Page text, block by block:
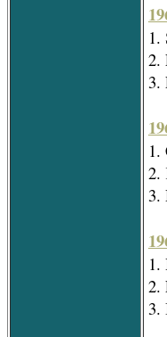
2.
3.
1.
2.
3.
2.
3.